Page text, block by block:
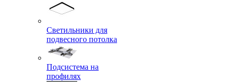
Светильники для
подвесного потолка
Подсистема на
профилях